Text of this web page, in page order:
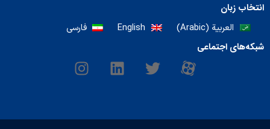
انتخاب زبان
العربية (
Arabic
)
English فارسی
شبکه‌های اجتماعی
M
-
o
T
w
t
L
i
e
I
n
a